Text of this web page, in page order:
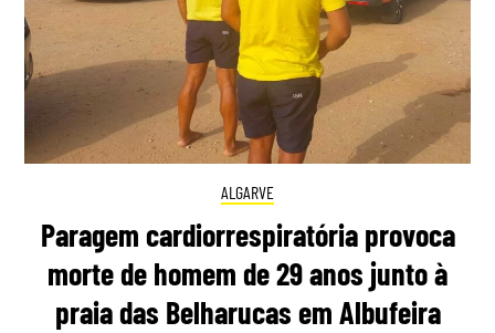
ALGARVE
Paragem cardiorrespiratória provoca
morte de homem de 29 anos junto à
praia das Belharucas em Albufeira